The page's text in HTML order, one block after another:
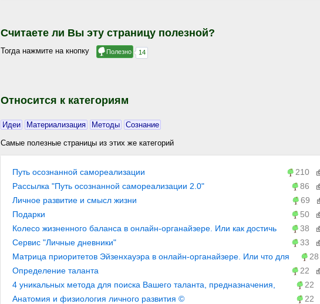
Считаете ли Вы эту страницу полезной?
Тогда нажмите на кнопку
Относится к категориям
Идеи Материализация Методы Сознание
Самые полезные страницы из этих же категорий
210
Путь осознанной самореализации
86
Рассылка "Путь осознанной самореализации 2.0"
69
Личное развитие и смысл жизни
50
Подарки
38
Колесо жизненного баланса в онлайн-органайзере. Или как достичь
гармонии в жизни… / Организация целей и дел. Онлайн-органайзер
"Личные цели" / Блоги / Личное развитие и самореализация
33
Сервис "Личные дневники"
28
Матрица приоритетов Эйзенхауэра в онлайн-органайзере. Или что для
Вас важно или срочно… / Компоненты успешного человека / Блоги /
Личное развитие и самореализация
22
Определение таланта
22
4 уникальных метода для поиска Вашего таланта, предназначения,
миссии и цели жизни
22
Анатомия и физиология личного развития ©